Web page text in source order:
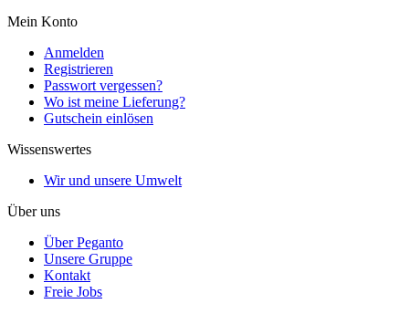
Mein Konto
Anmelden
Registrieren
Passwort vergessen?
Wo ist meine Lieferung?
Gutschein einlösen
Wissenswertes
Wir und unsere Umwelt
Über uns
Über Peganto
Unsere Gruppe
Kontakt
Freie Jobs